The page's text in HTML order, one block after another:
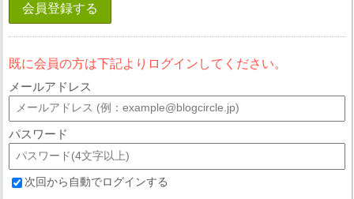
会員登録する
既に会員の方は下記よりログインしてください。
メールアドレス
パスワード
次回から自動でログインする